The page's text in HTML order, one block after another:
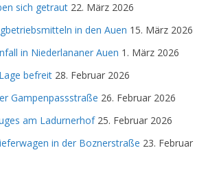
sich getraut 22. März 2026
in den Auen 15. März 2026
in Niederlananer Auen 1. März 2026
befreit 28. Februar 2026
Gampenpassstraße 26. Februar 2026
am Ladurnerhof 25. Februar 2026
in der Boznerstraße 23. Februar